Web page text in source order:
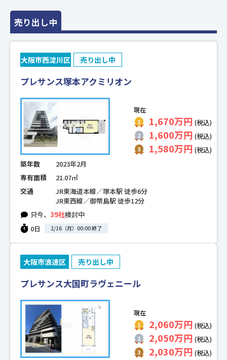
売り出し中
大阪市西淀川区 売り出し中
プレサンス塚本アクミリオン
現在
1,670万円 (税込)
1,600万円 (税込)
1,580万円 (税込)
築年数
2023年2月
専有面積
21.07㎡
交通
JR東海道本線／塚本駅 徒歩6分
JR東西線／御幣島駅 徒歩12分
只今、 39社検討中
0日
2/16（月）00:00 終了
大阪市浪速区 売り出し中
プレサンス大国町ラヴェニール
現在
2,060万円 (税込)
2,050万円 (税込)
2,030万円 (税込)